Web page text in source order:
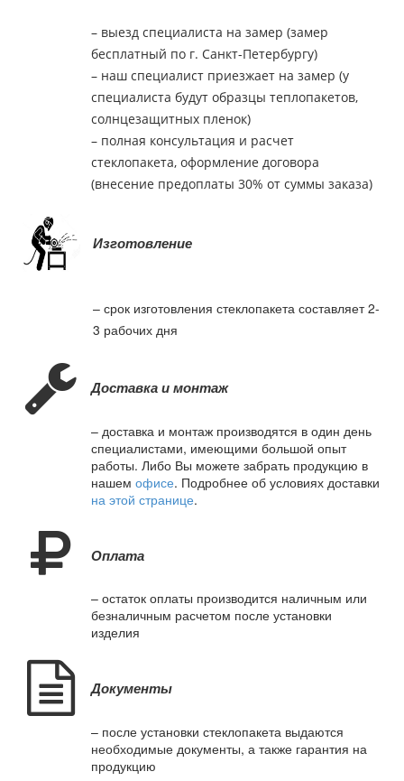
– выезд специалиста на замер (замер
бесплатный по г. Санкт-Петербургу)
– наш специалист приезжает на замер (у
специалиста будут образцы теплопакетов,
солнцезащитных пленок)
– полная консультация и расчет
стеклопакета, оформление договора
(внесение предоплаты 30% от суммы заказа)
Изготовление
– срок изготовления стеклопакета составляет 2-
3 рабочих дня
Доставка и монтаж
– доставка и монтаж производятся в один день
специалистами, имеющими большой опыт
работы. Либо Вы можете забрать продукцию в
нашем офисе. Подробнее об условиях доставки
на этой странице.
Оплата
– остаток оплаты производится наличным или
безналичным расчетом после установки
изделия
Документы
– после установки стеклопакета выдаются
необходимые документы, а также гарантия на
продукцию